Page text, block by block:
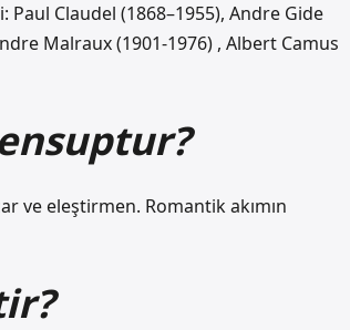
Claudel (1868–1955), Andre Gide
Malraux (1901-1976) , Albert Camus
ve eleştirmen. Romantik akımın